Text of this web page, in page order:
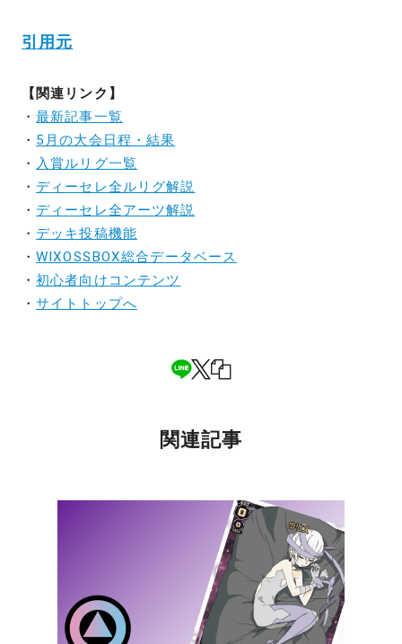
引用元
【関連リンク】
・最新記事一覧
・ 5月の大会日程・結果
・ 入賞ルリグ一覧
・ ディーセレ全ルリグ解説
・ ディーセレ全アーツ解説
・ デッキ投稿機能
・WIXOSSBOX総合データベース
・初心者向けコンテンツ
・サイトトップへ
関連記事